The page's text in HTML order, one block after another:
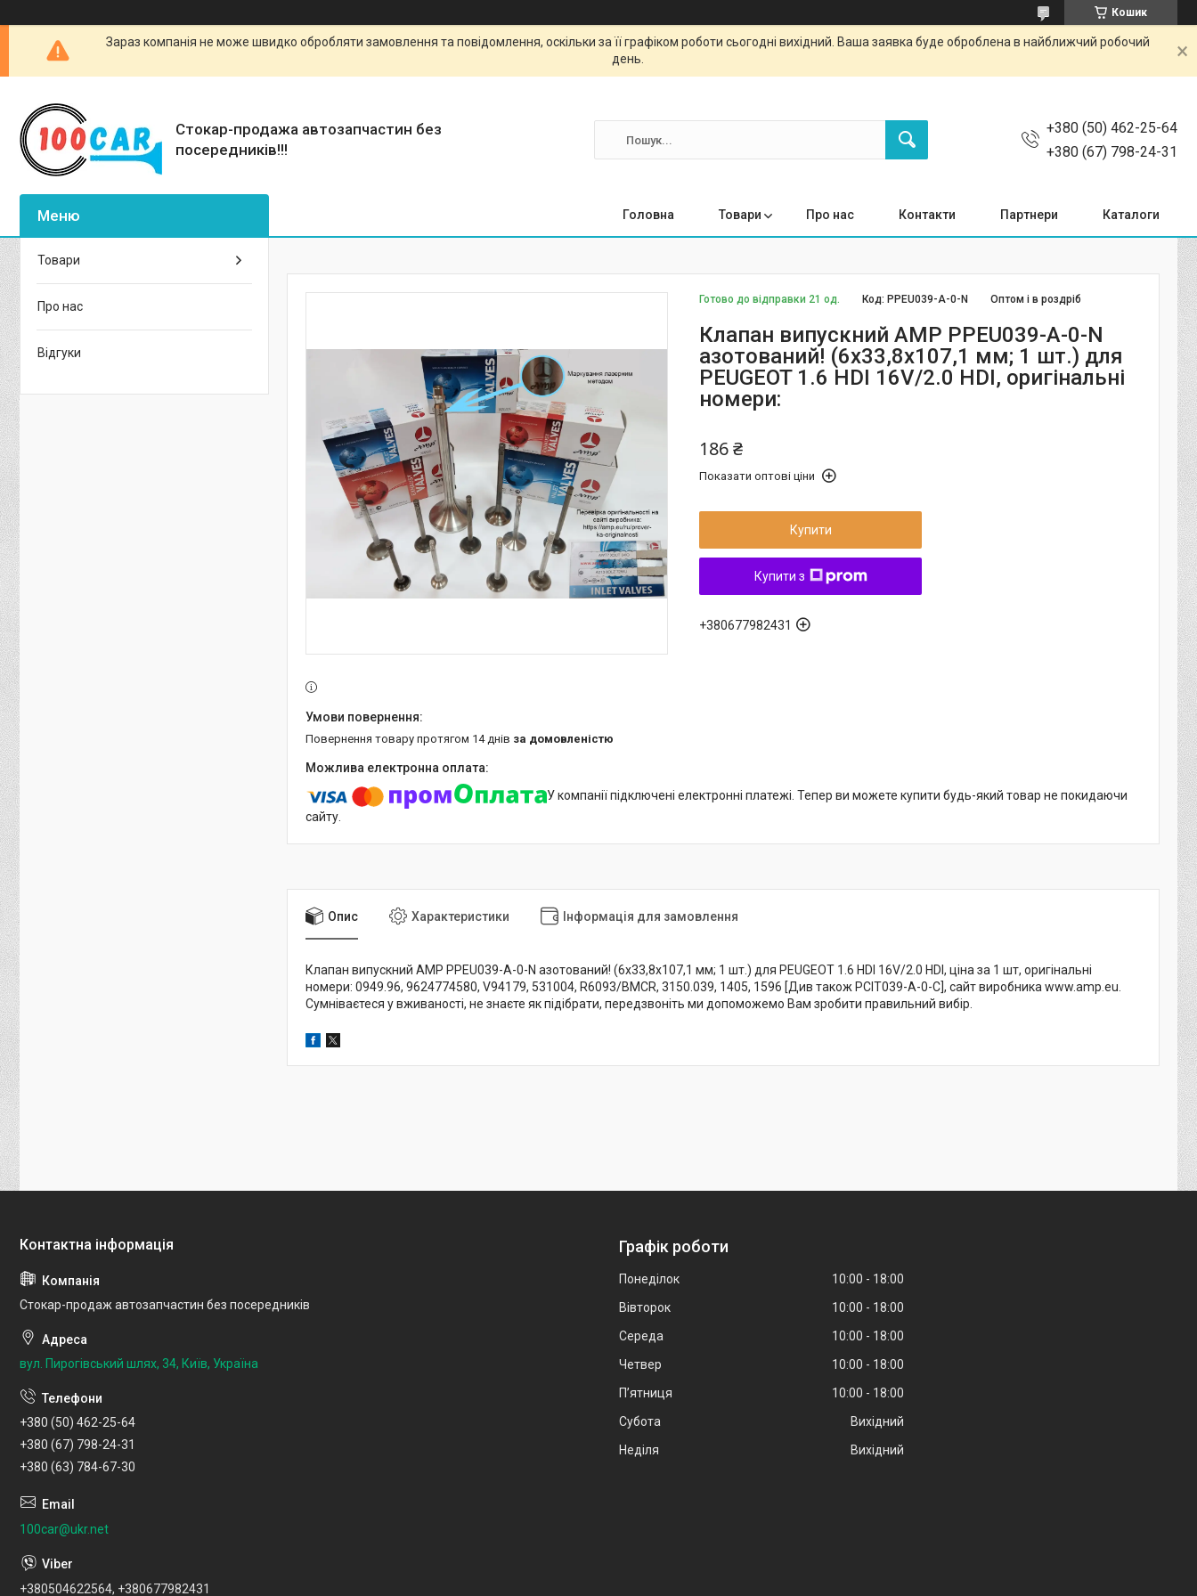
Кошик
Зараз компанія не може швидко обробляти замовлення та повідомлення, оскільки за її графіком роботи сьогодні вихідний. Ваша заявка буде оброблена в найближчий робочий
день.
Стокар-продажа автозапчастин без
посередників!!!
+380 (50) 462-25-64
+380 (67) 798-24-31
Головна Товари Про нас Контакти Партнери Каталоги
Готово до відправки 21 од. Оптом і в роздріб
Код: PPEU039-A-0-N
Клапан випускний AMP PPEU039-A-0-N
азотований! (6x33,8x107,1 мм; 1 шт.) для
PEUGEOT 1.6 HDI 16V/2.0 HDI, оригінальні
номери:
186 ₴
Показати оптові ціни
Купити
Купити з
+380677982431
повернення товару протягом 14 днів за домовленістю
У компанії підключені електронні платежі. Тепер ви можете купити будь-який товар не покидаючи
сайту.
Опис Характеристики Інформація для замовлення
Клапан випускний AMP PPEU039-A-0-N азотований! (6x33,8x107,1 мм; 1 шт.) для PEUGEOT 1.6 HDI 16V/2.0 HDI, ціна за 1 шт, оригінальні
номери: 0949.96, 9624774580, V94179, 531004, R6093/BMCR, 3150.039, 1405, 1596 [Див також PCIT039-A-0-C], сайт виробника www.amp.eu.
Сумніваєтеся у вживаності, не знаєте як підібрати, передзвоніть ми допоможемо Вам зробити правильний вибір.
Товари
Про нас
Відгуки
Стокар-продаж автозапчастин без посередників
вул. Пирогівський шлях, 34, Київ, Україна
+380 (50) 462-25-64
+380 (67) 798-24-31
+380 (63) 784-67-30
100car@ukr.net
+380504622564, +380677982431
Графік роботи
Понеділок 10:00
18:00
Вівторок
10:00
18:00
Середа
10:00
18:00
Четвер
10:00
18:00
Пʼятниця
10:00
18:00
Субота
Вихідний
Неділя
Вихідний